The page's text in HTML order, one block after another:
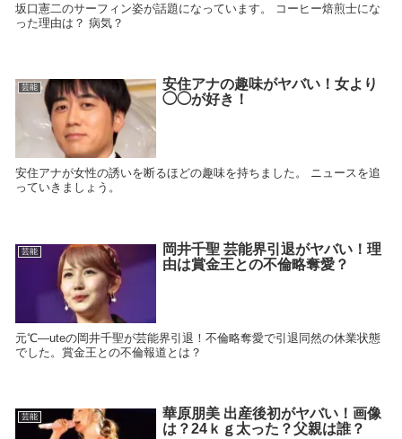
坂口憲二のサーフィン姿が話題になっています。 コーヒー焙煎士にな
った理由は？ 病気？
芸能
安住アナの趣味がヤバい！女より
◯◯が好き！
安住アナが女性の誘いを断るほどの趣味を持ちました。 ニュースを追
っていきましょう。
芸能
岡井千聖 芸能界引退がヤバい！理
由は賞金王との不倫略奪愛？
元℃―uteの岡井千聖が芸能界引退！不倫略奪愛で引退同然の休業状態
でした。賞金王との不倫報道とは？
芸能
華原朋美 出産後初がヤバい！画像
は？24ｋｇ太った？父親は誰？